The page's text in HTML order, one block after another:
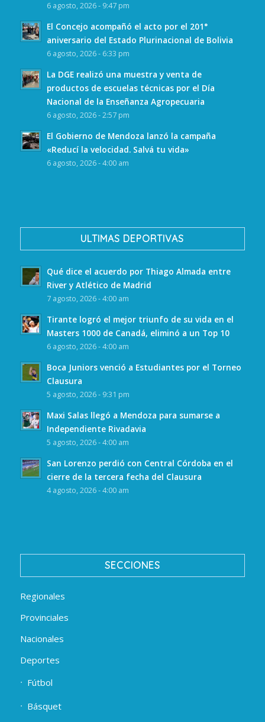
6 agosto, 2026 - 9:47 pm
El Concejo acompañó el acto por el 201°
aniversario del Estado Plurinacional de Bolivia
6 agosto, 2026 - 6:33 pm
La DGE realizó una muestra y venta de
productos de escuelas técnicas por el Día
Nacional de la Enseñanza Agropecuaria
6 agosto, 2026 - 2:57 pm
El Gobierno de Mendoza lanzó la campaña
«Reducí la velocidad. Salvá tu vida»
6 agosto, 2026 - 4:00 am
ULTIMAS DEPORTIVAS
Qué dice el acuerdo por Thiago Almada entre
River y Atlético de Madrid
7 agosto, 2026 - 4:00 am
Tirante logró el mejor triunfo de su vida en el
Masters 1000 de Canadá, eliminó a un Top 10
6 agosto, 2026 - 4:00 am
Boca Juniors venció a Estudiantes por el Torneo
Clausura
5 agosto, 2026 - 9:31 pm
Maxi Salas llegó a Mendoza para sumarse a
Independiente Rivadavia
5 agosto, 2026 - 4:00 am
San Lorenzo perdió con Central Córdoba en el
cierre de la tercera fecha del Clausura
4 agosto, 2026 - 4:00 am
SECCIONES
Regionales
Provinciales
Nacionales
Deportes
Fútbol
Básquet